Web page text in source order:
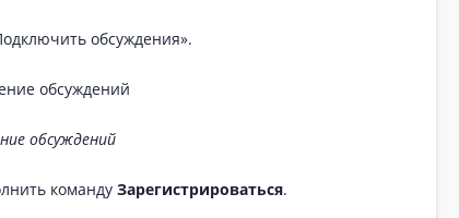
обсуждения».
обсуждений
команду Зарегистрироваться.